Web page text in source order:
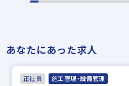
あなたにあった求人
正社員 施工管理・設備管理